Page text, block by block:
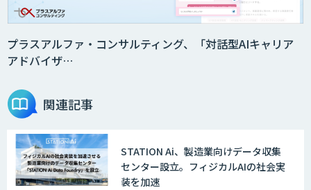
プラスアルファ・コンサルティング、「対話型AIキャリア
アドバイザ…
関連記事
STATION Ai、製造業向けデータ収集
センター設立。フィジカルAIの社会実
装を加速